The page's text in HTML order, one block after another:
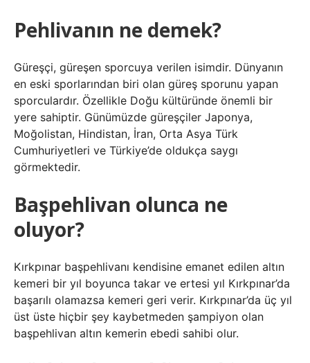
Pehlivanın ne demek?
Güreşçi, güreşen sporcuya verilen isimdir. Dünyanın
en eski sporlarından biri olan güreş sporunu yapan
sporculardır. Özellikle Doğu kültüründe önemli bir
yere sahiptir. Günümüzde güreşçiler Japonya,
Moğolistan, Hindistan, İran, Orta Asya Türk
Cumhuriyetleri ve Türkiye’de oldukça saygı
görmektedir.
Başpehlivan olunca ne
oluyor?
Kırkpınar başpehlivanı kendisine emanet edilen altın
kemeri bir yıl boyunca takar ve ertesi yıl Kırkpınar’da
başarılı olamazsa kemeri geri verir. Kırkpınar’da üç yıl
üst üste hiçbir şey kaybetmeden şampiyon olan
başpehlivan altın kemerin ebedi sahibi olur.